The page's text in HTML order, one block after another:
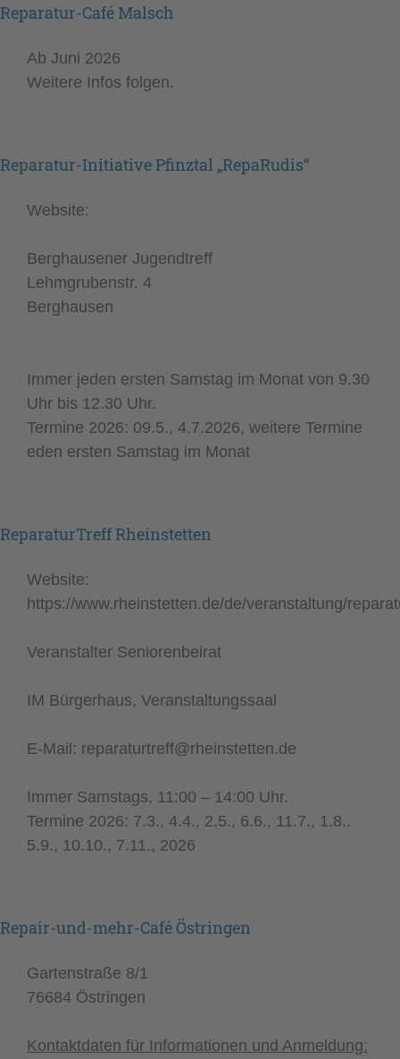
Reparatur-Café Malsch
Ab Juni 2026
Weitere Infos folgen.
Reparatur-Initiative Pfinztal „RepaRudis“
Website:
Berghausener Jugendtreff
Lehmgrubenstr. 4
Berghausen
Immer jeden ersten Samstag im Monat von 9.30
Uhr bis 12.30 Uhr.
Termine 2026: 09.5., 4.7.2026, weitere Termine
eden ersten Samstag im Monat
ReparaturTreff Rheinstetten
Website:
https://www.rheinstetten.de/de/veranstaltung/
Veranstalter Seniorenbeirat
IM Bürgerhaus, Veranstaltungssaal
E-Mail: reparaturtreff@rheinstetten.de
Immer Samstags, 11:00 – 14:00 Uhr.
Termine 2026: 7.3., 4.4., 2.5., 6.6., 11.7., 1.8..
5.9., 10.10., 7.11., 2026
Repair-und-mehr-Café Östringen
Gartenstraße 8/1
76684 Östringen
Kontaktdaten für Informationen und Anmeldung: